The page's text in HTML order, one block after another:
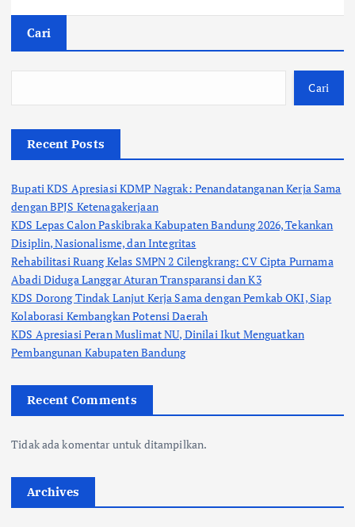
Cari
Cari
Recent Posts
Bupati KDS Apresiasi KDMP Nagrak: Penandatanganan Kerja Sama
dengan BPJS Ketenagakerjaan
KDS Lepas Calon Paskibraka Kabupaten Bandung 2026, Tekankan
Disiplin, Nasionalisme, dan Integritas
Rehabilitasi Ruang Kelas SMPN 2 Cilengkrang: CV Cipta Purnama
Abadi Diduga Langgar Aturan Transparansi dan K3
KDS Dorong Tindak Lanjut Kerja Sama dengan Pemkab OKI, Siap
Kolaborasi Kembangkan Potensi Daerah
KDS Apresiasi Peran Muslimat NU, Dinilai Ikut Menguatkan
Pembangunan Kabupaten Bandung
Recent Comments
Tidak ada komentar untuk ditampilkan.
Archives